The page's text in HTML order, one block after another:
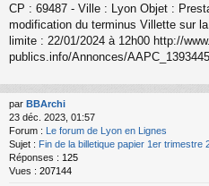
CP : 69487 - Ville : Lyon Objet :
modification du terminus Villette sur
limite : 22/01/2024 à 12h00 http://
publics.info/Annonces/
par BBArchi
23 déc. 2023, 01:57
Forum : Le forum de Lyon en Lignes
Sujet : Fin de la billetique papier 1er trimestre
Réponses : 125
Vues : 207144